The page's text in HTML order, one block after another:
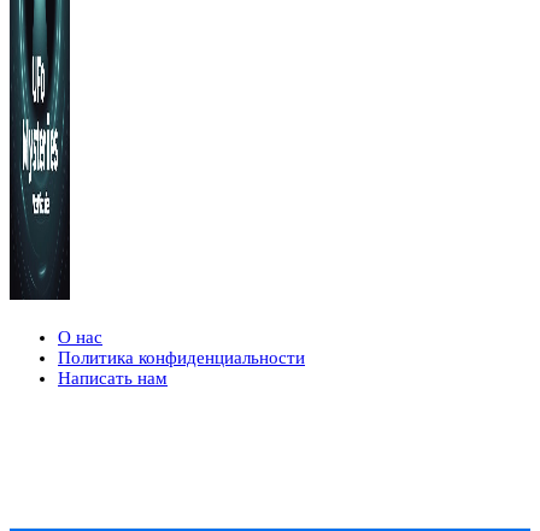
О нас
Политика конфиденциальности
Написать нам